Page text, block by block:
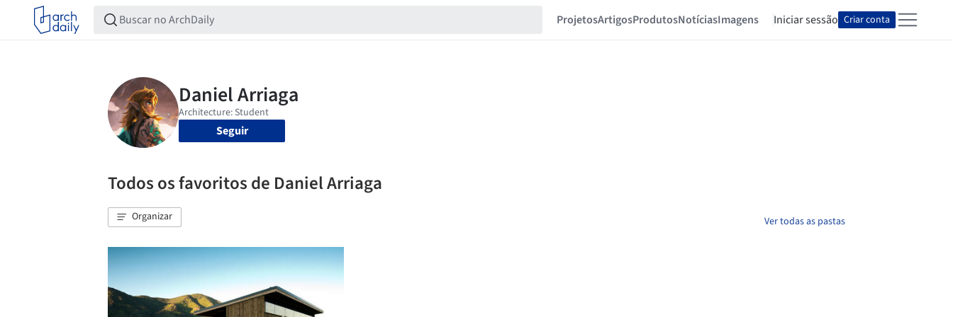
ProjetosArtigosProdutosNotíciasImagens Iniciar sessão Criar conta
Seguir
Todos os favoritos de Daniel Arriaga
Organizar Ver todas as pastas